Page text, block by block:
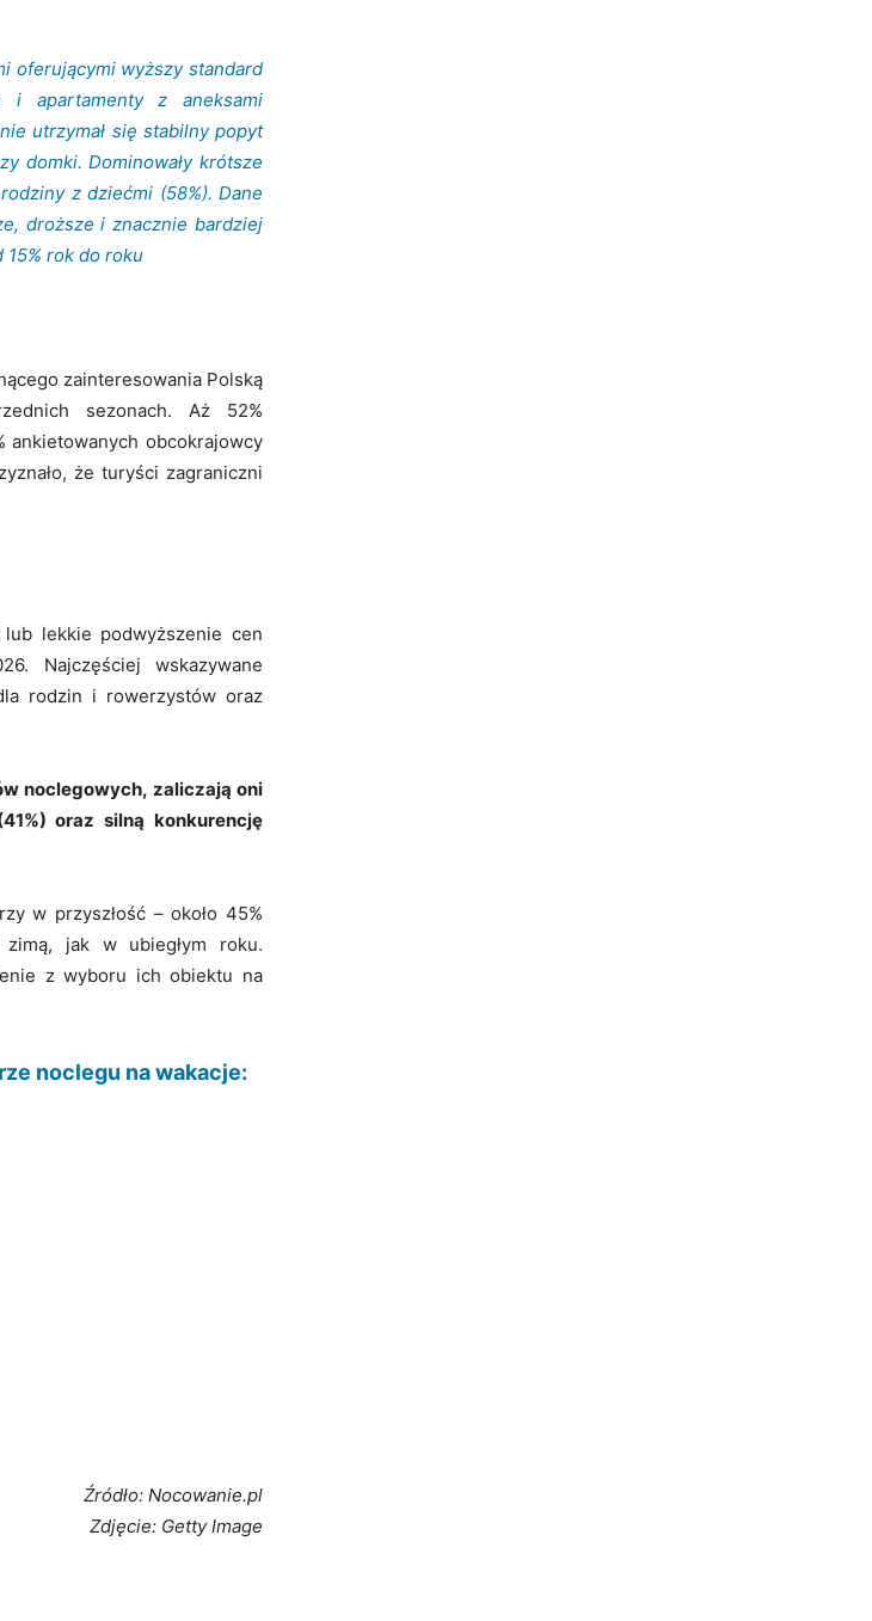
oferującymi wyższy standard
i apartamenty z aneksami
utrzymał się stabilny popyt
domki. Dominowały krótsze
z dziećmi (58%). Dane
droższe i znacznie bardziej
rok do roku
zainteresowania Polską
sezonach. Aż 52%
ankietowanych obcokrajowcy
że turyści zagraniczni
lekkie podwyższenie cen
Najczęściej wskazywane
rodzin i rowerzystów oraz
noclegowych, zaliczają oni
oraz silną konkurencję
w przyszłość – około 45%
jak w ubiegłym roku.
z wyboru ich obiektu na
noclegu na wakacje:
Źródło: Nocowanie.pl
Zdjęcie: Getty Image